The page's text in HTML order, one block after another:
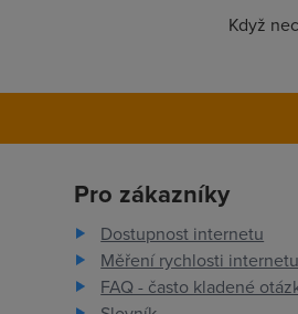
Když
Pro zákazníky
Dostupnost internetu
Měření rychlosti internetu
FAQ - často kladené